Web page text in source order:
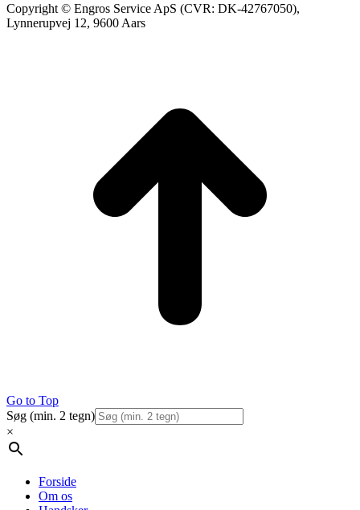
Copyright © Engros Service ApS (CVR: DK-42767050),
Lynnerupvej 12, 9600 Aars
Go to Top
Søg (min. 2 tegn)
×
Forside
Om os